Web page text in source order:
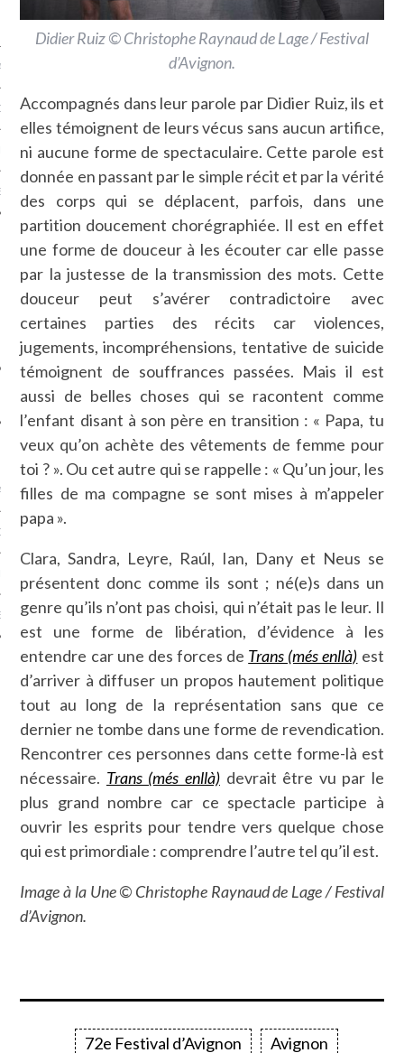
CARAVELLE
PODCAST
SUIVEZ-NOUS
CARAVELLE
CARAVELLE
PODCAST
Didier Ruiz © Christophe Raynaud de Lage / Festival
d’Avignon.
Accompagnés dans leur parole par Didier Ruiz, ils et
elles témoignent de leurs vécus sans aucun artifice,
ni aucune forme de spectaculaire. Cette parole est
donnée en passant par le simple récit et par la vérité
des corps qui se déplacent, parfois, dans une
partition doucement chorégraphiée. Il est en effet
une forme de douceur à les écouter car elle passe
par la justesse de la transmission des mots. Cette
douceur peut s’avérer contradictoire avec
certaines parties des récits car violences,
jugements, incompréhensions, tentative de suicide
témoignent de souffrances passées. Mais il est
aussi de belles choses qui se racontent comme
l’enfant disant à son père en transition : « Papa, tu
veux qu’on achète des vêtements de femme pour
toi ? ». Ou cet autre qui se rappelle : « Qu’un jour, les
filles de ma compagne se sont mises à m’appeler
papa ».
Clara, Sandra, Leyre, Raúl, Ian, Dany et Neus se
présentent donc comme ils sont ; né(e)s dans un
genre qu’ils n’ont pas choisi, qui n’était pas le leur. Il
est une forme de libération, d’évidence à les
entendre car une des forces de Trans (més enllà) est
d’arriver à diffuser un propos hautement politique
tout au long de la représentation sans que ce
dernier ne tombe dans une forme de revendication.
Rencontrer ces personnes dans cette forme-là est
nécessaire. Trans (més enllà)devrait être vu par le
plus grand nombre car ce spectacle participe à
ouvrir les esprits pour tendre vers quelque chose
qui est primordiale : comprendre l’autre tel qu’il est.
Image à la Une © Christophe Raynaud de Lage / Festival
d’Avignon.
72e Festival d’Avignon Avignon